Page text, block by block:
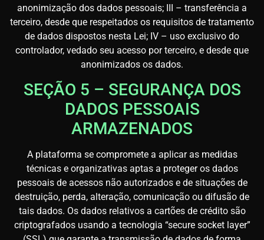
anonimização dos dados pessoais; III – transferência a
terceiro, desde que respeitados os requisitos de tratamento
de dados dispostos nesta Lei; IV – uso exclusivo do
controlador, vedado seu acesso por terceiro, e desde que
anonimizados os dados.
SEÇÃO 5 – SEGURANÇA DOS
DADOS PESSOAIS
ARMAZENADOS
A plataforma se compromete a aplicar as medidas
técnicas e organizativas aptas a proteger os dados
pessoais de acessos não autorizados e de situações de
destruição, perda, alteração, comunicação ou difusão de
tais dados. Os dados relativos a cartões de crédito são
criptografados usando a tecnologia “secure socket layer”